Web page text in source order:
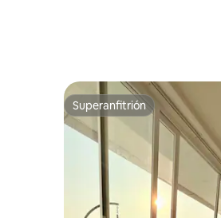
Superanfitrión
Superanfitrión